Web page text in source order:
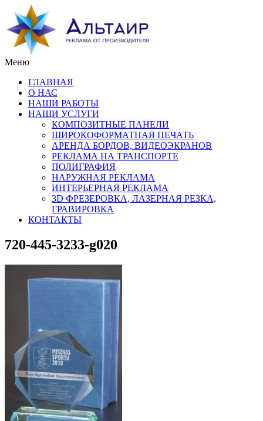
Меню
ГЛАВНАЯ
О НАС
НАШИ РАБОТЫ
НАШИ УСЛУГИ
КОМПОЗИТНЫЕ ПАНЕЛИ
ШИРОКОФОРМАТНАЯ ПЕЧАТЬ
АРЕНДА БОРДОВ, ВИДЕОЭКРАНОВ
РЕКЛАМА НА ТРАНСПОРТЕ
ПОЛИГРАФИЯ
НАРУЖНАЯ РЕКЛАМА
ИНТЕРЬЕРНАЯ РЕКЛАМА
3D ФРЕЗЕРОВКА, ЛАЗЕРНАЯ РЕЗКА,
ГРАВИРОВКА
КОНТАКТЫ
720-445-3233-g020